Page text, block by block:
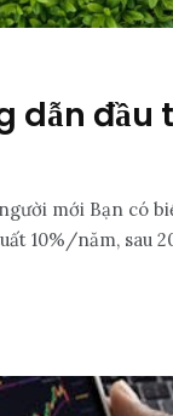
dẫn đầu
mới Bạn có
10%/năm, sau